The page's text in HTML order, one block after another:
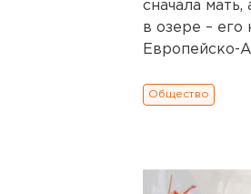
сначала
в озере –
Европейско-
Общество